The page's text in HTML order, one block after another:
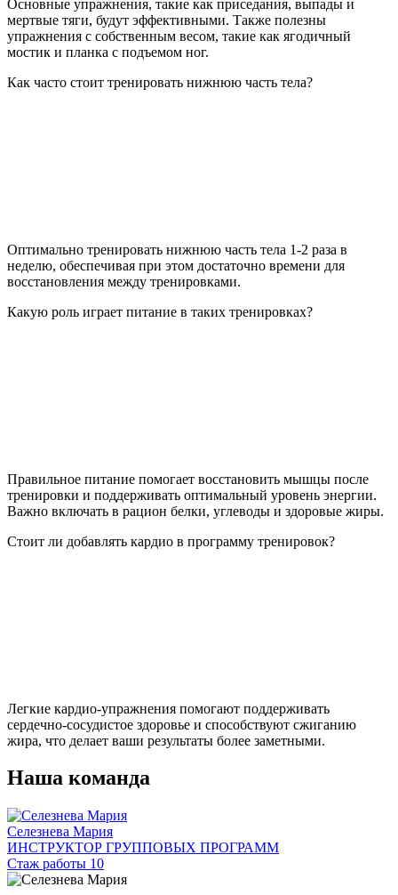
Основные упражнения, такие как приседания, выпады и
мертвые тяги, будут эффективными. Также полезны
упражнения с собственным весом, такие как ягодичный
мостик и планка с подъемом ног.
Как часто стоит тренировать нижнюю часть тела?
Оптимально тренировать нижнюю часть тела 1-2 раза в
неделю, обеспечивая при этом достаточно времени для
восстановления между тренировками.
Какую роль играет питание в таких тренировках?
Правильное питание помогает восстановить мышцы после
тренировки и поддерживать оптимальный уровень энергии.
Важно включать в рацион белки, углеводы и здоровые жиры.
Стоит ли добавлять кардио в программу тренировок?
Легкие кардио-упражнения помогают поддерживать
сердечно-сосудистое здоровье и способствуют сжиганию
жира, что делает ваши результаты более заметными.
Наша команда
Селезнева Мария
ИНСТРУКТОР ГРУППОВЫХ ПРОГРАММ
Стаж работы 10